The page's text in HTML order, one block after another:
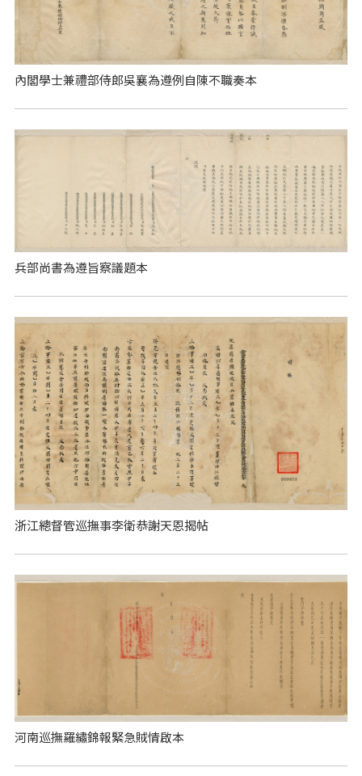
內閣學士兼禮部侍郎吳襄為遵例自陳不職奏本
兵部尚書為遵旨察議題本
浙江總督管巡撫事李衛恭謝天恩揭帖
河南巡撫羅繡錦報緊急賊情啟本